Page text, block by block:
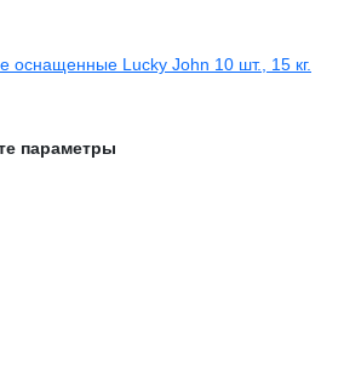
оснащенные Lucky John 10 шт., 15 кг.
параметры